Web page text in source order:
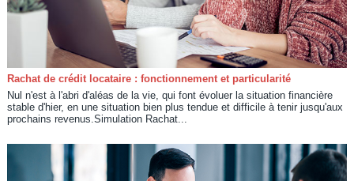
Rachat de crédit locataire : fonctionnement et particularité
Nul n'est à l'abri d'aléas de la vie, qui font évoluer la situation financière
stable d'hier, en une situation bien plus tendue et difficile à tenir jusqu'aux
prochains revenus.Simulation Rachat...